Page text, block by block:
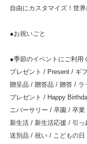
自由にカスタマイズ！世
●お祝いごと
●季節のイベントにご利用
プレゼント / Present / ギ
贈呈品 / 贈答品 / 贈答 / ラ
プレゼント / Happy
ニバーサリー / 卒園 / 卒
新生活 / 新生活応援 / 引
送別品 / 祝い / こどもの